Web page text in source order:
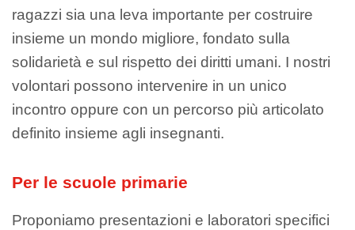
ragazzi sia una leva importante per costruire
insieme un mondo migliore, fondato sulla
solidarietà e sul rispetto dei diritti umani. I nostri
volontari possono intervenire in un unico
incontro oppure con un percorso più articolato
definito insieme agli insegnanti.
Per le scuole primarie
Proponiamo presentazioni e laboratori specifici